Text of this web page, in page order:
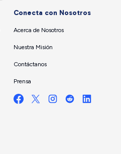
Conecta con Nosotros
Acerca de Nosotros
Nuestra Misión
Contáctanos
Prensa